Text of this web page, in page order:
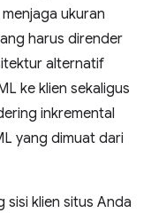
ukuran
harus dirender
alternatif
ke klien sekaligus
inkremental
yang dimuat dari
klien situs Anda